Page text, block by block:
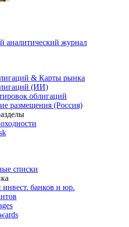
аналитический журнал
& Карты рынка
(ИИ)
облигаций
размещения (Россия)
списки
банков и юр.